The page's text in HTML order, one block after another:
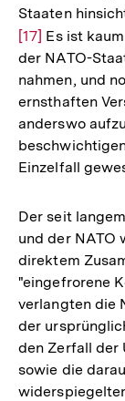
Staaten
[17] Es ist
der NATO-
nahmen, und
ernsthaften
anderswo
Einzelfall
Der seit
und der NATO
direktem
"eingefrorene
verlangten die
der
den Zerfall der
sowie die